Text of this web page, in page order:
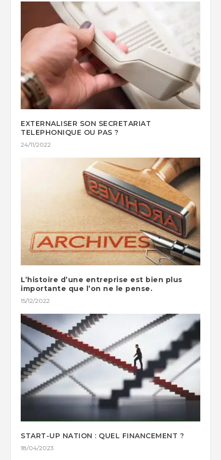
EXTERNALISER SON SECRETARIAT
TELEPHONIQUE OU PAS ?
24/11/2022
L’histoire d’une entreprise est bien plus
importante que l’on ne le pense.
15/12/2022
START-UP NATION : QUEL FINANCEMENT ?
18/04/2023